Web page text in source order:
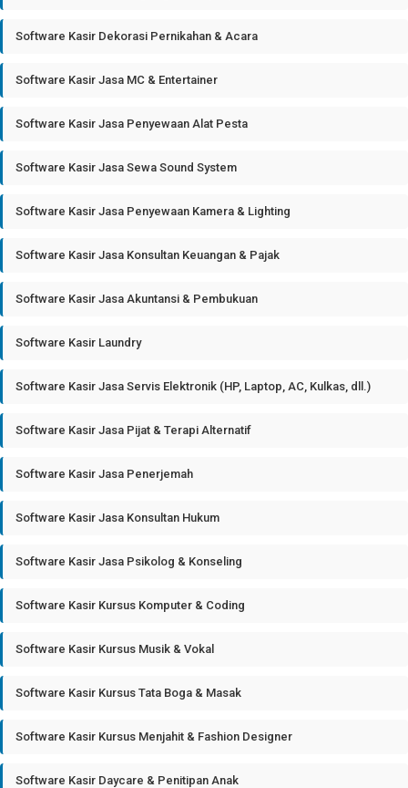
Software Kasir Dekorasi Pernikahan & Acara
Software Kasir Jasa MC & Entertainer
Software Kasir Jasa Penyewaan Alat Pesta
Software Kasir Jasa Sewa Sound System
Software Kasir Jasa Penyewaan Kamera & Lighting
Software Kasir Jasa Konsultan Keuangan & Pajak
Software Kasir Jasa Akuntansi & Pembukuan
Software Kasir Laundry
Software Kasir Jasa Servis Elektronik (HP, Laptop, AC, Kulkas, dll.)
Software Kasir Jasa Pijat & Terapi Alternatif
Software Kasir Jasa Penerjemah
Software Kasir Jasa Konsultan Hukum
Software Kasir Jasa Psikolog & Konseling
Software Kasir Kursus Komputer & Coding
Software Kasir Kursus Musik & Vokal
Software Kasir Kursus Tata Boga & Masak
Software Kasir Kursus Menjahit & Fashion Designer
Software Kasir Daycare & Penitipan Anak